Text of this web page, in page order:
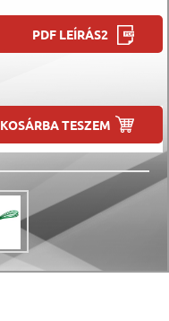
PDF LEÍRÁS2
KOSÁRBA TESZEM